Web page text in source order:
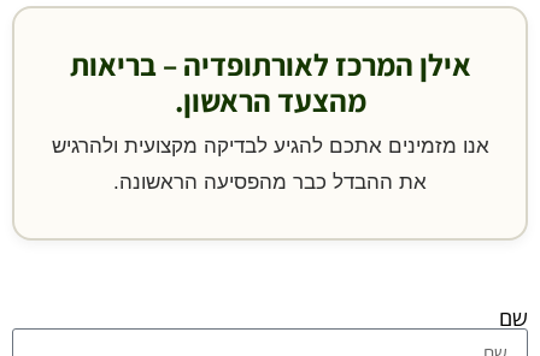
אילן המרכז לאורתופדיה – בריאות
מהצעד הראשון.
אנו מזמינים אתכם להגיע לבדיקה מקצועית ולהרגיש
את ההבדל כבר מהפסיעה הראשונה.
שם